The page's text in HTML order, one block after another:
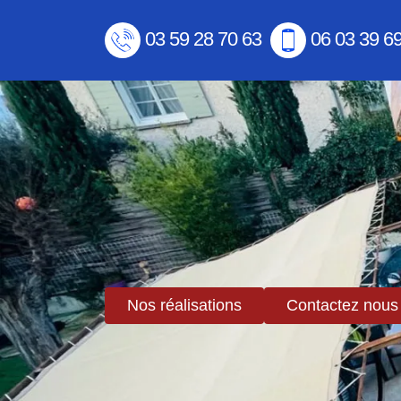
03 59 28 70 63 06 03 39
Nos réalisations Contactez nous